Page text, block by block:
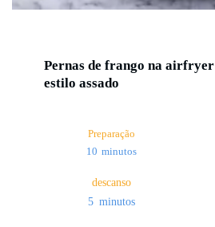
Pernas de frango na airfryer
estilo assado
Preparação
10minutos
minutos
descanso
5minutos
minutos